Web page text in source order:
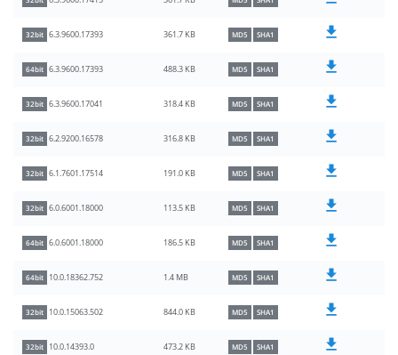
32bit 6.3.9600.17393 361.7 KB MD5 SHA1
64bit 6.3.9600.17393 488.3 KB MD5 SHA1
32bit 6.3.9600.17041 318.4 KB MD5 SHA1
32bit 6.2.9200.16578 316.8 KB MD5 SHA1
32bit 6.1.7601.17514 191.0 KB MD5 SHA1
32bit 6.0.6001.18000 113.5 KB MD5 SHA1
64bit 6.0.6001.18000 186.5 KB MD5 SHA1
64bit 10.0.18362.752 1.4 MB MD5 SHA1
32bit 10.0.15063.502 844.0 KB MD5 SHA1
32bit 10.0.14393.0 473.2 KB MD5 SHA1